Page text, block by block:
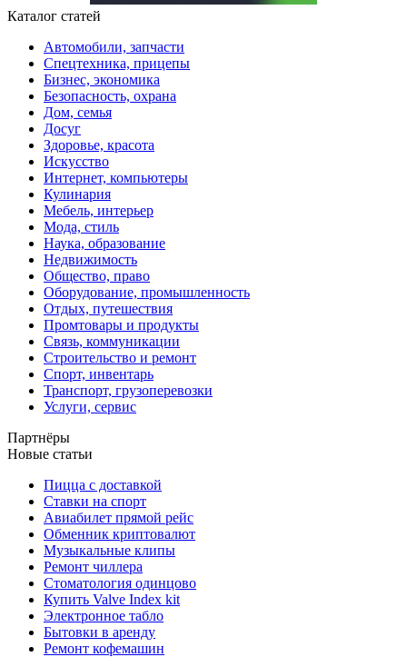
Каталог статей
Автомобили, запчасти
Спецтехника, прицепы
Бизнес, экономика
Безопасность, охрана
Дом, семья
Досуг
Здоровье, красота
Искусство
Интернет, компьютеры
Кулинария
Мебель, интерьер
Мода, стиль
Наука, образование
Недвижимость
Общество, право
Оборудование, промышленность
Отдых, путешествия
Промтовары и продукты
Связь, коммуникации
Строительство и ремонт
Спорт, инвентарь
Транспорт, грузоперевозки
Услуги, сервис
Партнёры
Новые статьи
Пицца с доставкой
Ставки на спорт
Авиабилет прямой рейс
Обменник криптовалют
Музыкальные клипы
Ремонт чиллера
Стоматология одинцово
Купить Valve Index kit
Электронное табло
Бытовки в аренду
Ремонт кофемашин